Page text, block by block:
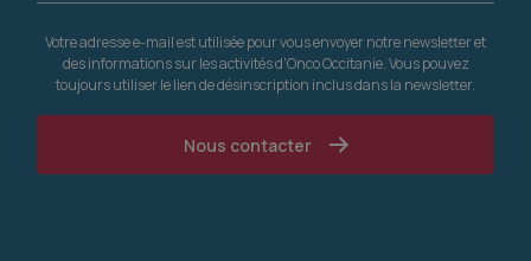
Votre adresse e-mail est utilisée pour vous envoyer notre newsletter et
des informations sur les activités d'Onco Occitanie. Vous pouvez
toujours utiliser le lien de désinscription inclus dans la newsletter.
Nous contacter